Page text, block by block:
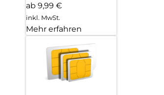
ab 9,99 €
inkl. MwSt.
Mehr erfahren